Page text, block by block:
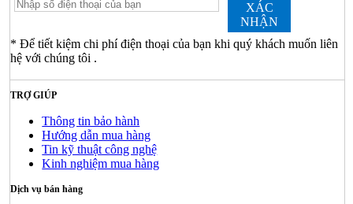
XÁC
NHẬN
* Để tiết kiệm chi phí điện thoại của bạn khi quý khách muốn liên
hệ với chúng tôi .
TRỢ GIÚP
Thông tin bảo hành
Hướng dẫn mua hàng
Tin kỹ thuật công nghệ
Kinh nghiệm mua hàng
Dịch vụ bán hàng